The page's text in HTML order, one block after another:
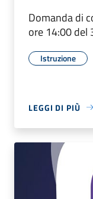
Domanda di
ore 14:00
Istruzione
LEGGI DI PIÙ